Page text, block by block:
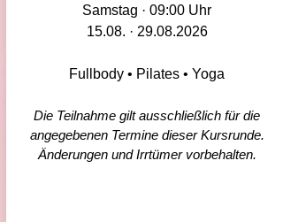
Samstag · 09:00 Uhr
15.08. · 29.08.2026
Fullbody • Pilates • Yoga
Die Teilnahme gilt ausschließlich für die
angegebenen Termine dieser Kursrunde.
Änderungen und Irrtümer vorbehalten.​